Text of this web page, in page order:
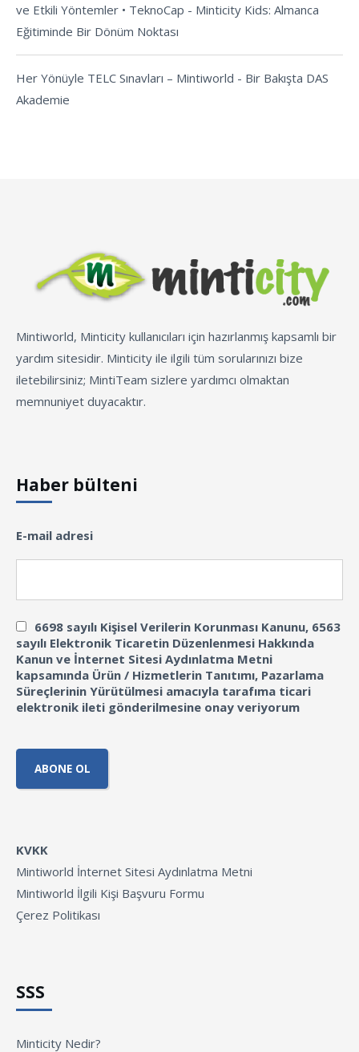
ve Etkili Yöntemler • TeknoCap - Minticity Kids: Almanca
Eğitiminde Bir Dönüm Noktası
Her Yönüyle TELC Sınavları – Mintiworld - Bir Bakışta DAS
Akademie
Mintiworld, Minticity kullanıcıları için hazırlanmış kapsamlı bir
yardım sitesidir. Minticity ile ilgili tüm sorularınızı bize
iletebilirsiniz; MintiTeam sizlere yardımcı olmaktan
memnuniyet duyacaktır.
Haber bülteni
E-mail adresi
6698 sayılı Kişisel Verilerin Korunması Kanunu, 6563
sayılı Elektronik Ticaretin Düzenlenmesi Hakkında
Kanun ve İnternet Sitesi Aydınlatma Metni
kapsamında Ürün / Hizmetlerin Tanıtımı, Pazarlama
Süreçlerinin Yürütülmesi amacıyla tarafıma ticari
elektronik ileti gönderilmesine onay veriyorum
KVKK
Mintiworld İnternet Sitesi Aydınlatma Metni
Mintiworld İlgili Kişi Başvuru Formu
Çerez Politikası
SSS
Minticity Nedir?